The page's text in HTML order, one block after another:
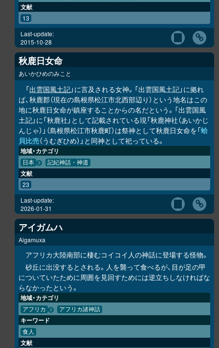
文献
13
Last-update:
2015-10-28
秋鹿日女命
あいかひめのみこと
「出雲国風土記」に言及される女神。「出雲国風土記」に拠れ
ば、秋鹿郡（現在の島根県松江市北西部辺り）という地名はこの
地に秋鹿日女命が鎮座することからの名だという。「出雲国風
土記」に「秋鹿社」として記載されている現「秋鹿神社（あいかじ
んじゃ）」（島根県松江市秋鹿町）は祭神として秋鹿日女命を「蛤
貝比売（うむぎひめ）」と同神として祀っている。
地域・カテゴリ
日本 記紀神話・神道
文献
23
Last-update:
2026-01-31
アイガムハ
Aigamuxa
アフリカ大陸南部に棲むコイコイ人の神話に登場する怪物。
砂丘に出没するとされる。人を襲って食べるが、目が足の甲
についていたために周囲を見回すためには逆立ちしなければな
らなかったという。
地域・カテゴリ
アフリカ アフリカ諸神話
キーワード
食人
文献